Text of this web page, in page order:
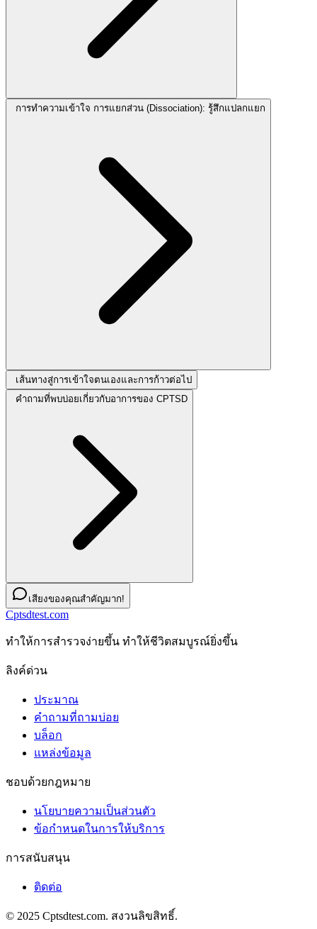
การทำความเข้าใจ การแยกส่วน (Dissociation): รู้สึกแปลกแยก
เส้นทางสู่การเข้าใจตนเองและการก้าวต่อไป
คำถามที่พบบ่อยเกี่ยวกับอาการของ CPTSD
เสียงของคุณสำคัญมาก!
Cptsdtest.com
ทําให้การสํารวจง่ายขึ้น ทําให้ชีวิตสมบูรณ์ยิ่งขึ้น
ลิงค์ด่วน
ประมาณ
คำถามที่ถามบ่อย
บล็อก
แหล่งข้อมูล
ชอบด้วยกฎหมาย
นโยบายความเป็นส่วนตัว
ข้อกําหนดในการให้บริการ
การสนับสนุน
ติดต่อ
© 2025 Cptsdtest.com. สงวนลิขสิทธิ์.